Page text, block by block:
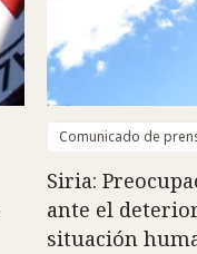
Comunicado de
Siria:
ante el
situación